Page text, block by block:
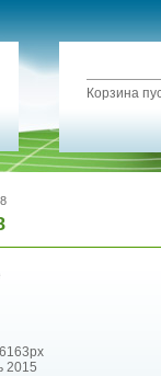
Корзина
2015